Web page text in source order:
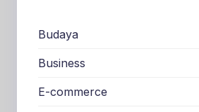
Budaya
Business
E-commerce